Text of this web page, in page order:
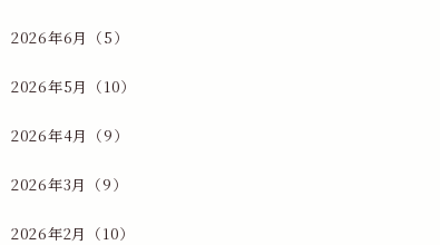
2026年6月（5）
2026年5月（10）
2026年4月（9）
2026年3月（9）
2026年2月（10）